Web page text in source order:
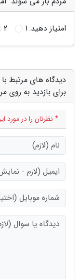
امتیاز دهید:1
2
برای بازدید به روی
* نظرتان را در مورد